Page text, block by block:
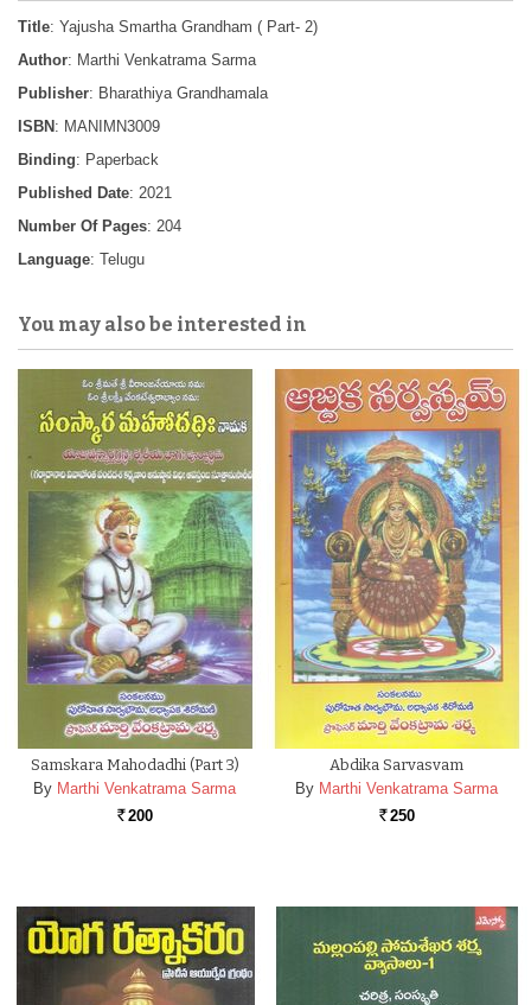
Title: Yajusha Smartha Grandham ( Part- 2)
Author: Marthi Venkatrama Sarma
Publisher: Bharathiya Grandhamala
ISBN : MANIMN3009
Binding: Paperback
Published Date: 2021
Number Of Pages: 204
Language: Telugu
You may also be interested in
Samskara Mahodadhi (part 3)
By Marthi Venkatrama Sarma
Rs. 200
Abdika Sarvasvam
By Marthi Venkatrama Sarma
Rs. 250